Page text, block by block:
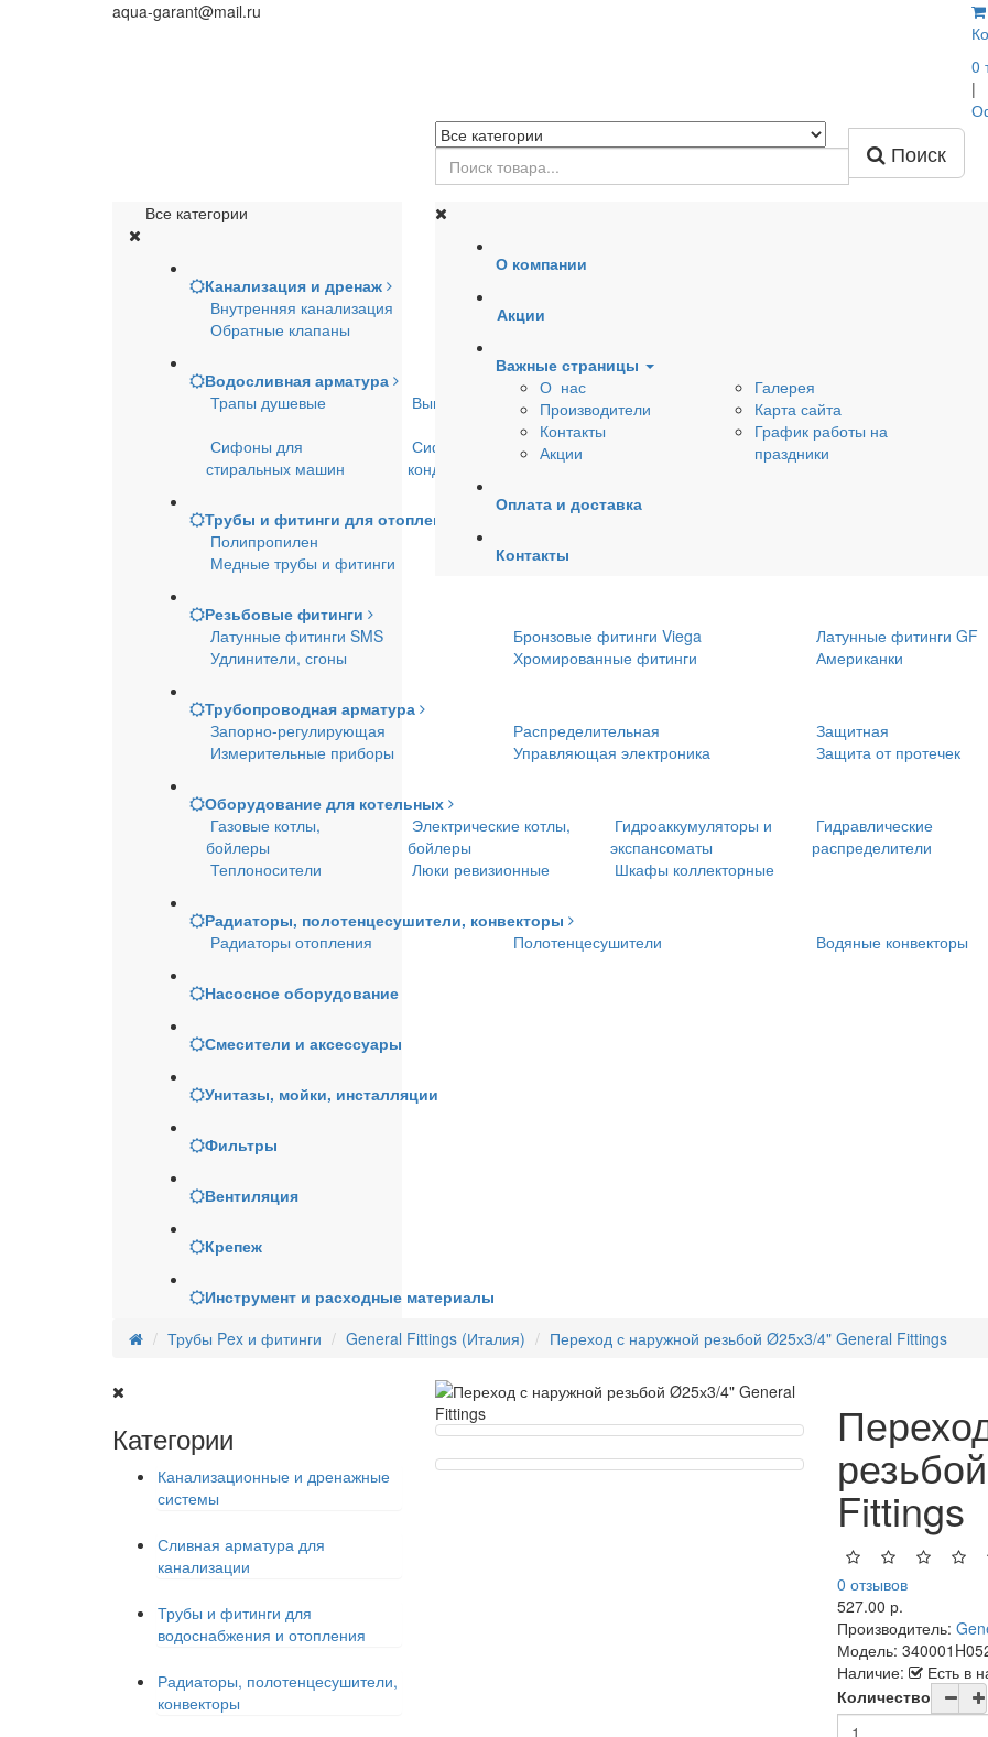
aqua-garant@mail.ru
0
|
Поиск
Все категории
Канализация и дренаж
Внутренняя канализация
Наружная канализация
Обратные клапаны
Вентиляционные клапаны
Водосливная арматура
Трапы душевые
Выпуски для раковин Донные клапаны Сифоны
Сифоны для
стиральных машин
Сифоны для
кондиционеров
Арматура для бачков
Комплектующие к
Трубы и фитинги для отопления и водоснабжения
Полипропилен
Медные трубы и фитинги
Трубы и фитинги ПНД
Резьбовые фитинги
Латунные фитинги SMS
Бронзовые фитинги Viega Латунные фитинги GF
Удлинители, сгоны
Хромированные фитинги Американки
Трубопроводная арматура
Запорно-регулирующая
Распределительная Защитная
Измерительные приборы
Управляющая электроника Защита от протечек
Оборудование для котельных
Газовые котлы,
бойлеры
Электрические котлы,
бойлеры
Гидроаккумуляторы и
экспансоматы
Гидравлические
распределители
Теплоносители
Люки ревизионные Шкафы коллекторные
Радиаторы, полотенцесушители, конвекторы
Радиаторы отопления
Полотенцесушители Водяные конвекторы
Насосное оборудование
Смесители и аксессуары
Унитазы, мойки, инсталляции
Фильтры
Вентиляция
Крепеж
Инструмент и расходные материалы
О компании
Акции
Важные страницы
О нас
Производители
Контакты
Акции
Галерея
Карта сайта
График работы на
праздники
Оплата и доставка
Контакты
Трубы Pex и фитинги General Fittings (Италия) Переход с наружной резьбой Ø25х3/4" General Fittings
Категории
Канализационные и дренажные
системы
Сливная арматура для
канализации
Трубы и фитинги для
водоснабжения и отопления
Радиаторы, полотенцесушители,
конвекторы
Fittings
0 отзывов
527.00 р.
Производитель:
Модель:
Наличие:
Есть в
Количество